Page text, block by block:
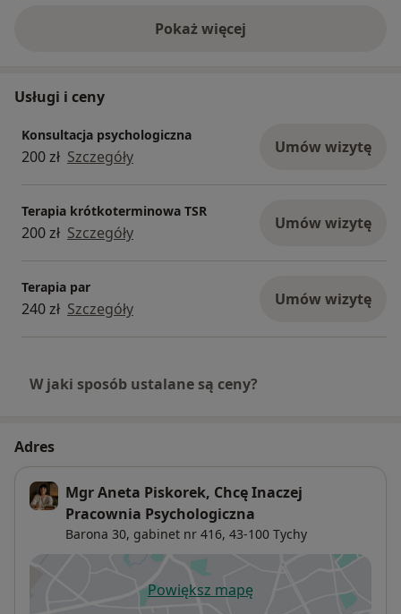
Pokaż więcejo doświadczeniu
Usługi i ceny
Konsultacja psychologiczna
200 zł Szczegóły Umów wizytę
Terapia krótkoterminowa TSR
200 zł Szczegóły Umów wizytę
Terapia par
240 zł Szczegóły Umów wizytę
W jaki sposób ustalane są ceny?
Adres
Mgr Aneta Piskorek, Chcę Inaczej
Pracownia Psychologiczna
Barona 30, gabinet nr 416, 43-100 Tychy
Powiększ mapęotwiera się w nowej karcie